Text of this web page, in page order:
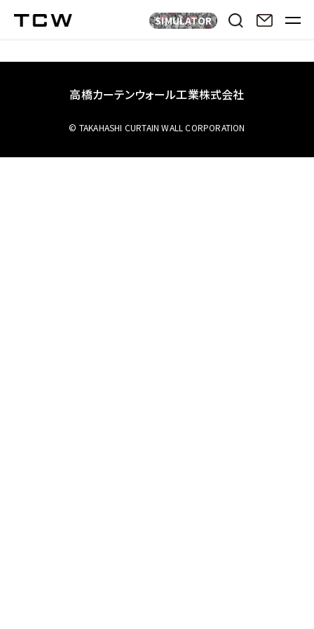
SIMULATOR
高橋カーテンウォール工業株式会社
© TAKAHASHI CURTAIN WALL CORPORATION